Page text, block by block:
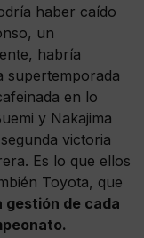
haber caído
un
habría
supertemporada
en lo
y Nakajima
victoria
Es lo que ellos
Toyota, que
gestión de cada